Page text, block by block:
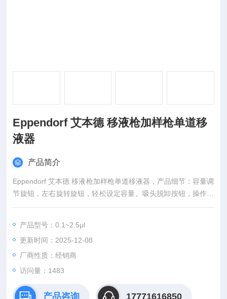
Eppendorf 艾本德 移液枪加样枪单道移
液器
产品简介
Eppendorf 艾本德 移液枪加样枪单道移液器，产品细节：容量调
节旋钮，左右旋转旋钮，轻松设定容量。吸头脱卸按钮，操作用
力小，人性化位置设计。快速衔接卡口，下支固定接口，方便脱
产品型号：0.1~2.5μl
更新时间：2025-12-08
厂商性质：经销商
访问量：1483
产品咨询 17771616850